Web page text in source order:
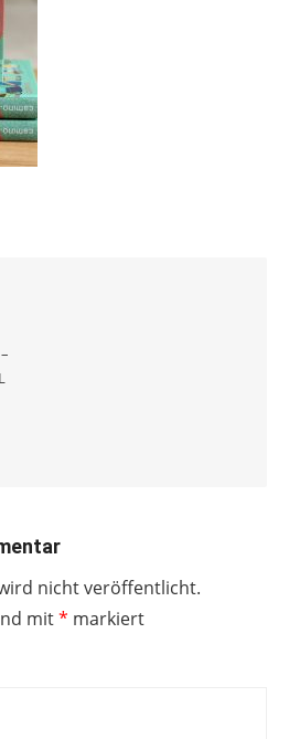
nicht veröffentlicht.
mit* markiert